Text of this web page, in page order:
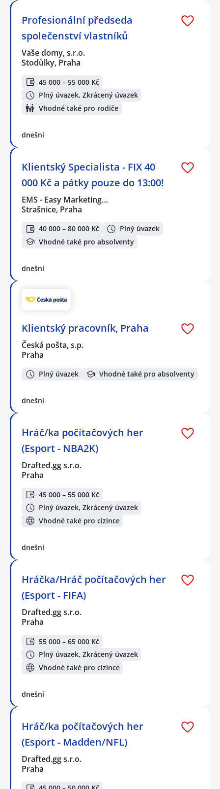
Profesionální předseda
společenství vlastníků
Vaše domy, s.r.o.
Stodůlky, Praha
45 000 – 55 000 Kč
Plný úvazek, Zkrácený úvazek
Vhodné také pro rodiče
dnešní
Klientský Specialista - FIX 40
000 Kč a pátky pouze do 13:00!
EMS - Easy Marketing…
Strašnice, Praha
40 000 – 80 000 Kč
Plný úvazek
Vhodné také pro absolventy
dnešní
Klientský pracovník, Praha
Česká pošta, s.p.
Praha
Plný úvazek Vhodné také pro absolventy
dnešní
Hráč/ka počítačových her
(Esport - NBA2K)
Drafted.gg s.r.o.
Praha
45 000 – 55 000 Kč
Plný úvazek, Zkrácený úvazek
Vhodné také pro cizince
dnešní
Hráčka/Hráč počítačových her
(Esport - FIFA)
Drafted.gg s.r.o.
Praha
55 000 – 65 000 Kč
Plný úvazek, Zkrácený úvazek
Vhodné také pro cizince
dnešní
Hráč/ka počítačových her
(Esport - Madden/NFL)
Drafted.gg s.r.o.
Praha